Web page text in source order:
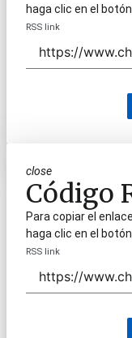
haga clic en el
RSS link
close
Código
Para copiar el
haga clic en el
RSS link